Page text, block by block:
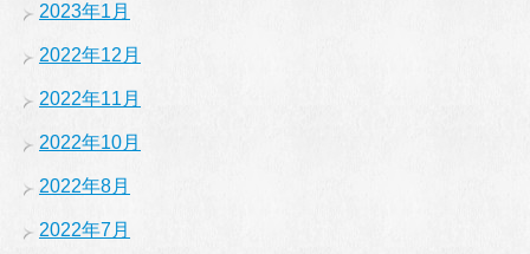
2023年1月
2022年12月
2022年11月
2022年10月
2022年8月
2022年7月